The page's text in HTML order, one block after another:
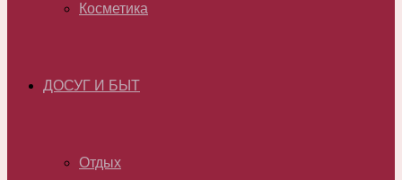
Косметика
ДОСУГ И БЫТ
Отдых